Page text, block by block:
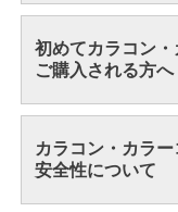
初めてカラコン
ご購入される方へ
カラコン・カラ
安全性について